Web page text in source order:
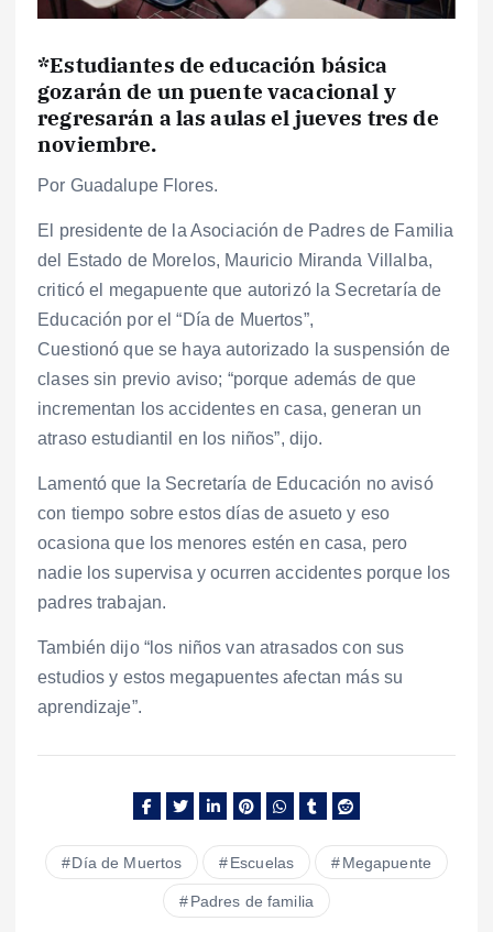
*Estudiantes de educación básica
gozarán de un puente vacacional y
regresarán a las aulas el jueves tres de
noviembre.
Por Guadalupe Flores.
El presidente de la Asociación de Padres de Familia
del Estado de Morelos, Mauricio Miranda Villalba,
criticó el megapuente que autorizó la Secretaría de
Educación por el “Día de Muertos”,
Cuestionó que se haya autorizado la suspensión de
clases sin previo aviso; “porque además de que
incrementan los accidentes en casa, generan un
atraso estudiantil en los niños”, dijo.
Lamentó que la Secretaría de Educación no avisó
con tiempo sobre estos días de asueto y eso
ocasiona que los menores estén en casa, pero
nadie los supervisa y ocurren accidentes porque los
padres trabajan.
También dijo “los niños van atrasados con sus
estudios y estos megapuentes afectan más su
aprendizaje”.
Día de Muertos Escuelas Megapuente
Padres de familia